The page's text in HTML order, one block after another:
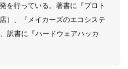
を行っている。著書に『プロト
）、『メイカーズのエコシステ
訳書に『ハードウェアハッカ